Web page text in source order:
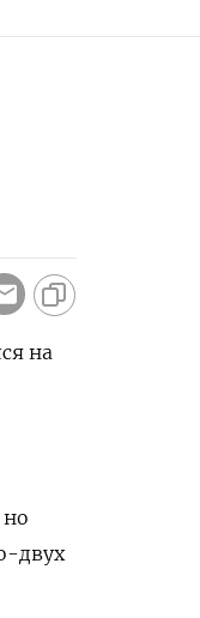
на
двух